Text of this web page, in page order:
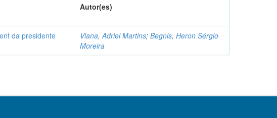
Autor(es)
da presidente
Viana, Adriel Martins;Begnis, Heron Sérgio
Moreira